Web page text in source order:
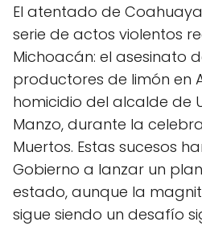
El atentado de
serie de actos violentos
Michoacán: el asesinato
productores de limón en
homicidio del alcalde de
Manzo, durante la
Muertos. Estas sucesos
Gobierno a lanzar un
estado, aunque la
sigue siendo un desafío